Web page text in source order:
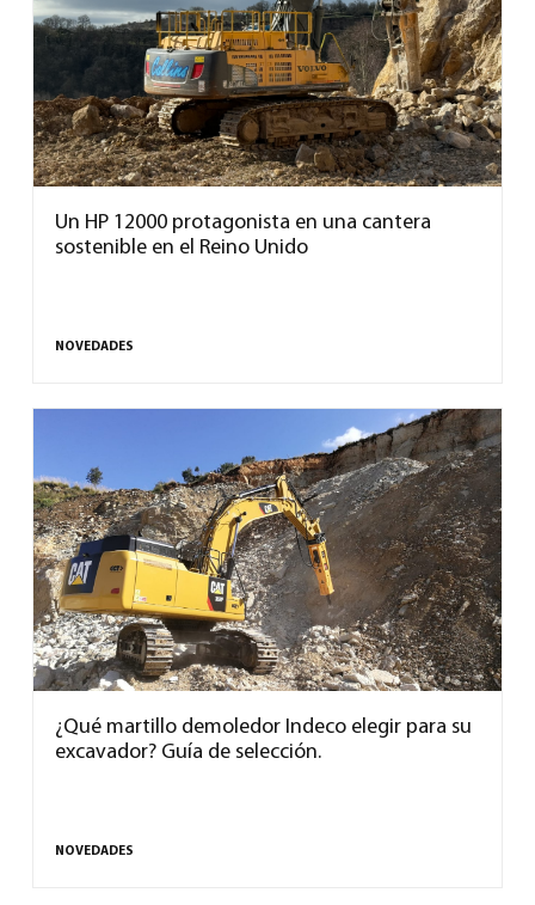
Un HP 12000 protagonista en una cantera
sostenible en el Reino Unido
NOVEDADES
¿Qué martillo demoledor Indeco elegir para su
excavador? Guía de selección.
NOVEDADES